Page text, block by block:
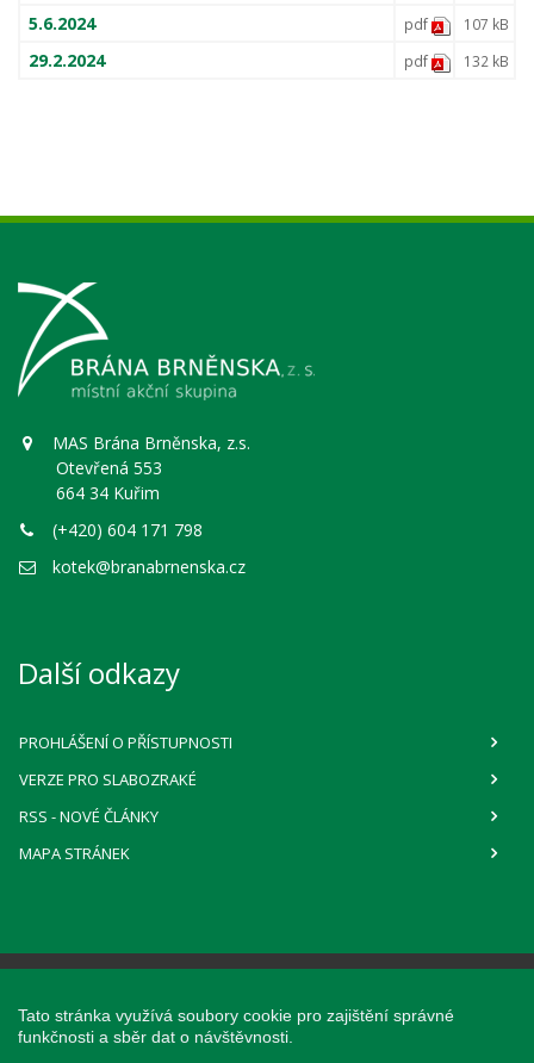
5.6.2024 pdf 107 kB
29.2.2024 pdf 132 kB
MAS Brána Brněnska, z.s.
Otevřená 553
664 34 Kuřim
(+420) 604 171 798
kotek@branabrnenska.cz
Další odkazy
PROHLÁŠENÍ O PŘÍSTUPNOSTI
VERZE PRO SLABOZRAKÉ
RSS - NOVÉ ČLÁNKY
MAPA STRÁNEK
Webové stránky pro obce a občany
provozujeObce na webu s.r.o.
Tato stránka využívá soubory cookie pro zajištění správné
funkčnosti a sběr dat o návštěvnosti.